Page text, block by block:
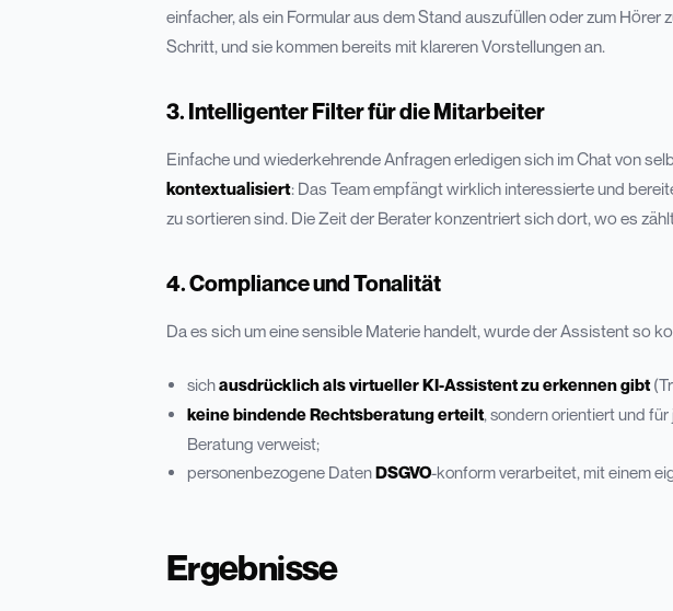
einfacher, als ein Formular aus dem Stand auszufüllen oder zum
Schritt, und sie kommen bereits mit klareren Vorstellungen an.
3. Intelligenter Filter für die Mitarbeiter
Einfache und wiederkehrende Anfragen erledigen sich im Chat von
kontextualisiert: Das Team empfängt wirklich interessierte und
zu sortieren sind. Die Zeit der Berater konzentriert sich dort, wo es
4. Compliance und Tonalität
Da es sich um eine sensible Materie handelt, wurde der Assistent so
sichausdrücklich als virtueller KI-Assistent zu erkennen gibt
keine bindende Rechtsberatung erteilt, sondern orientiert und
Beratung verweist;
personenbezogene DatenDSGVO-konform verarbeitet, mit einem
Ergebnisse